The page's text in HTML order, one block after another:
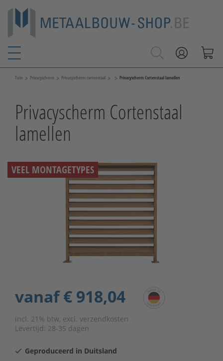
Tuin > Privacyscherm > Privacyscherm cortenstaal > > Privacyscherm Cortenstaal lamellen
Privacyscherm Cortenstaal
lamellen
VEEL MONTAGETYPES
vanaf€ 918,04
incl. 21% btw, excl. verzendkosten
Levertijd: 28-35 dagen
Geproduceerd in Duitsland